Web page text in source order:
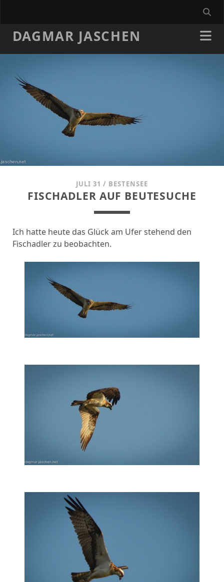
DAGMAR JASCHEN
JULI 31 / BESTENSEE
FISCHADLER AUF BEUTESUCHE
Ich hatte heute das Glück am Ufer stehend den
Fischadler zu beobachten.